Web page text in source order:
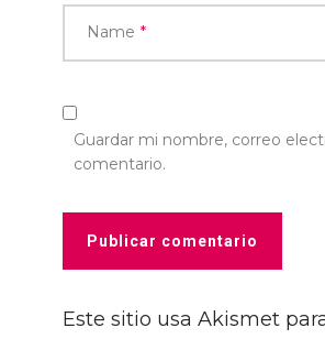
Name *
Guardar mi nombre, correo
comentario.
Este sitio usa Akismet